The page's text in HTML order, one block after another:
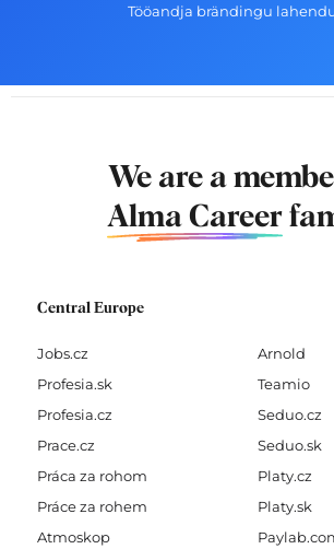
Tööandja brändingu
We are a
Alma Career
Central Europe
Jobs.cz
Profesia.sk
Profesia.cz
Prace.cz
Práca za rohom
Práce za rohem
Atmoskop
Arnold
Teamio
Seduo.cz
Seduo.sk
Platy.cz
Platy.sk